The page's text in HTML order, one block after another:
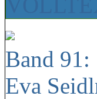
Band 91:
Eva